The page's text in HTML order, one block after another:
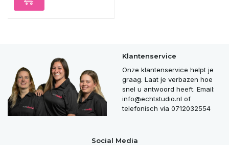
Klantenservice
Onze klantenservice helpt je
graag. Laat je verbazen hoe
snel u antwoord heeft. Email:
info@echtstudio.nl of
telefonisch via 0712032554
Social Media